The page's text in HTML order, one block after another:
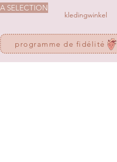
SELECTION
kledingwinkel
programme de fidélité